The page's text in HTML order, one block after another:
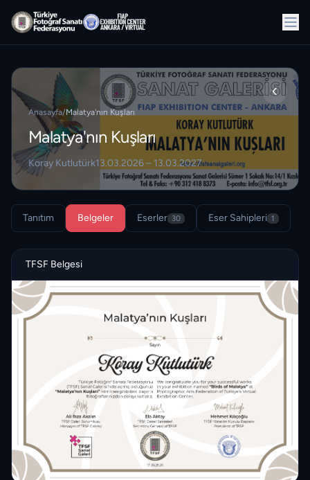
Anasayfa/Malatya'nın Kuşları
Malatya'nın Kuşları
Koray Kutlutürk13.03.2026 – 13.03.2027
Tanıtım Belgeler Eserler 30 Eser Sahipleri 1
TFSF Belgesi